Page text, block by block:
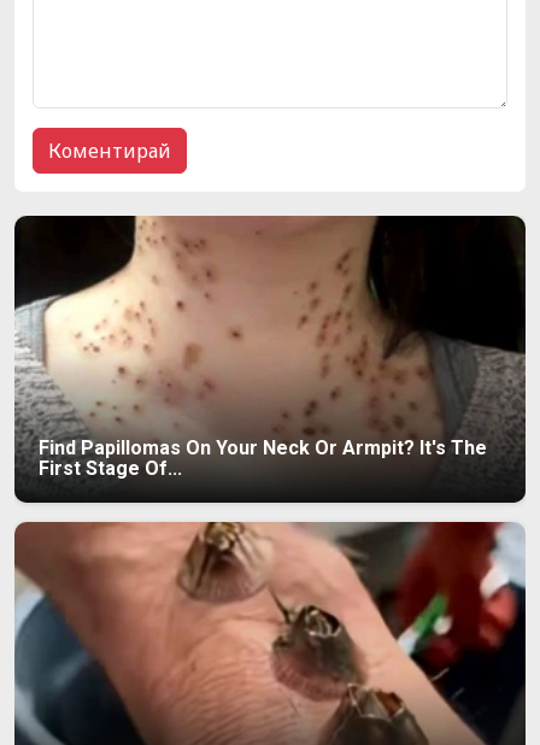
Find Papillomas On Your Neck Or Armpit? It's The
First Stage Of...